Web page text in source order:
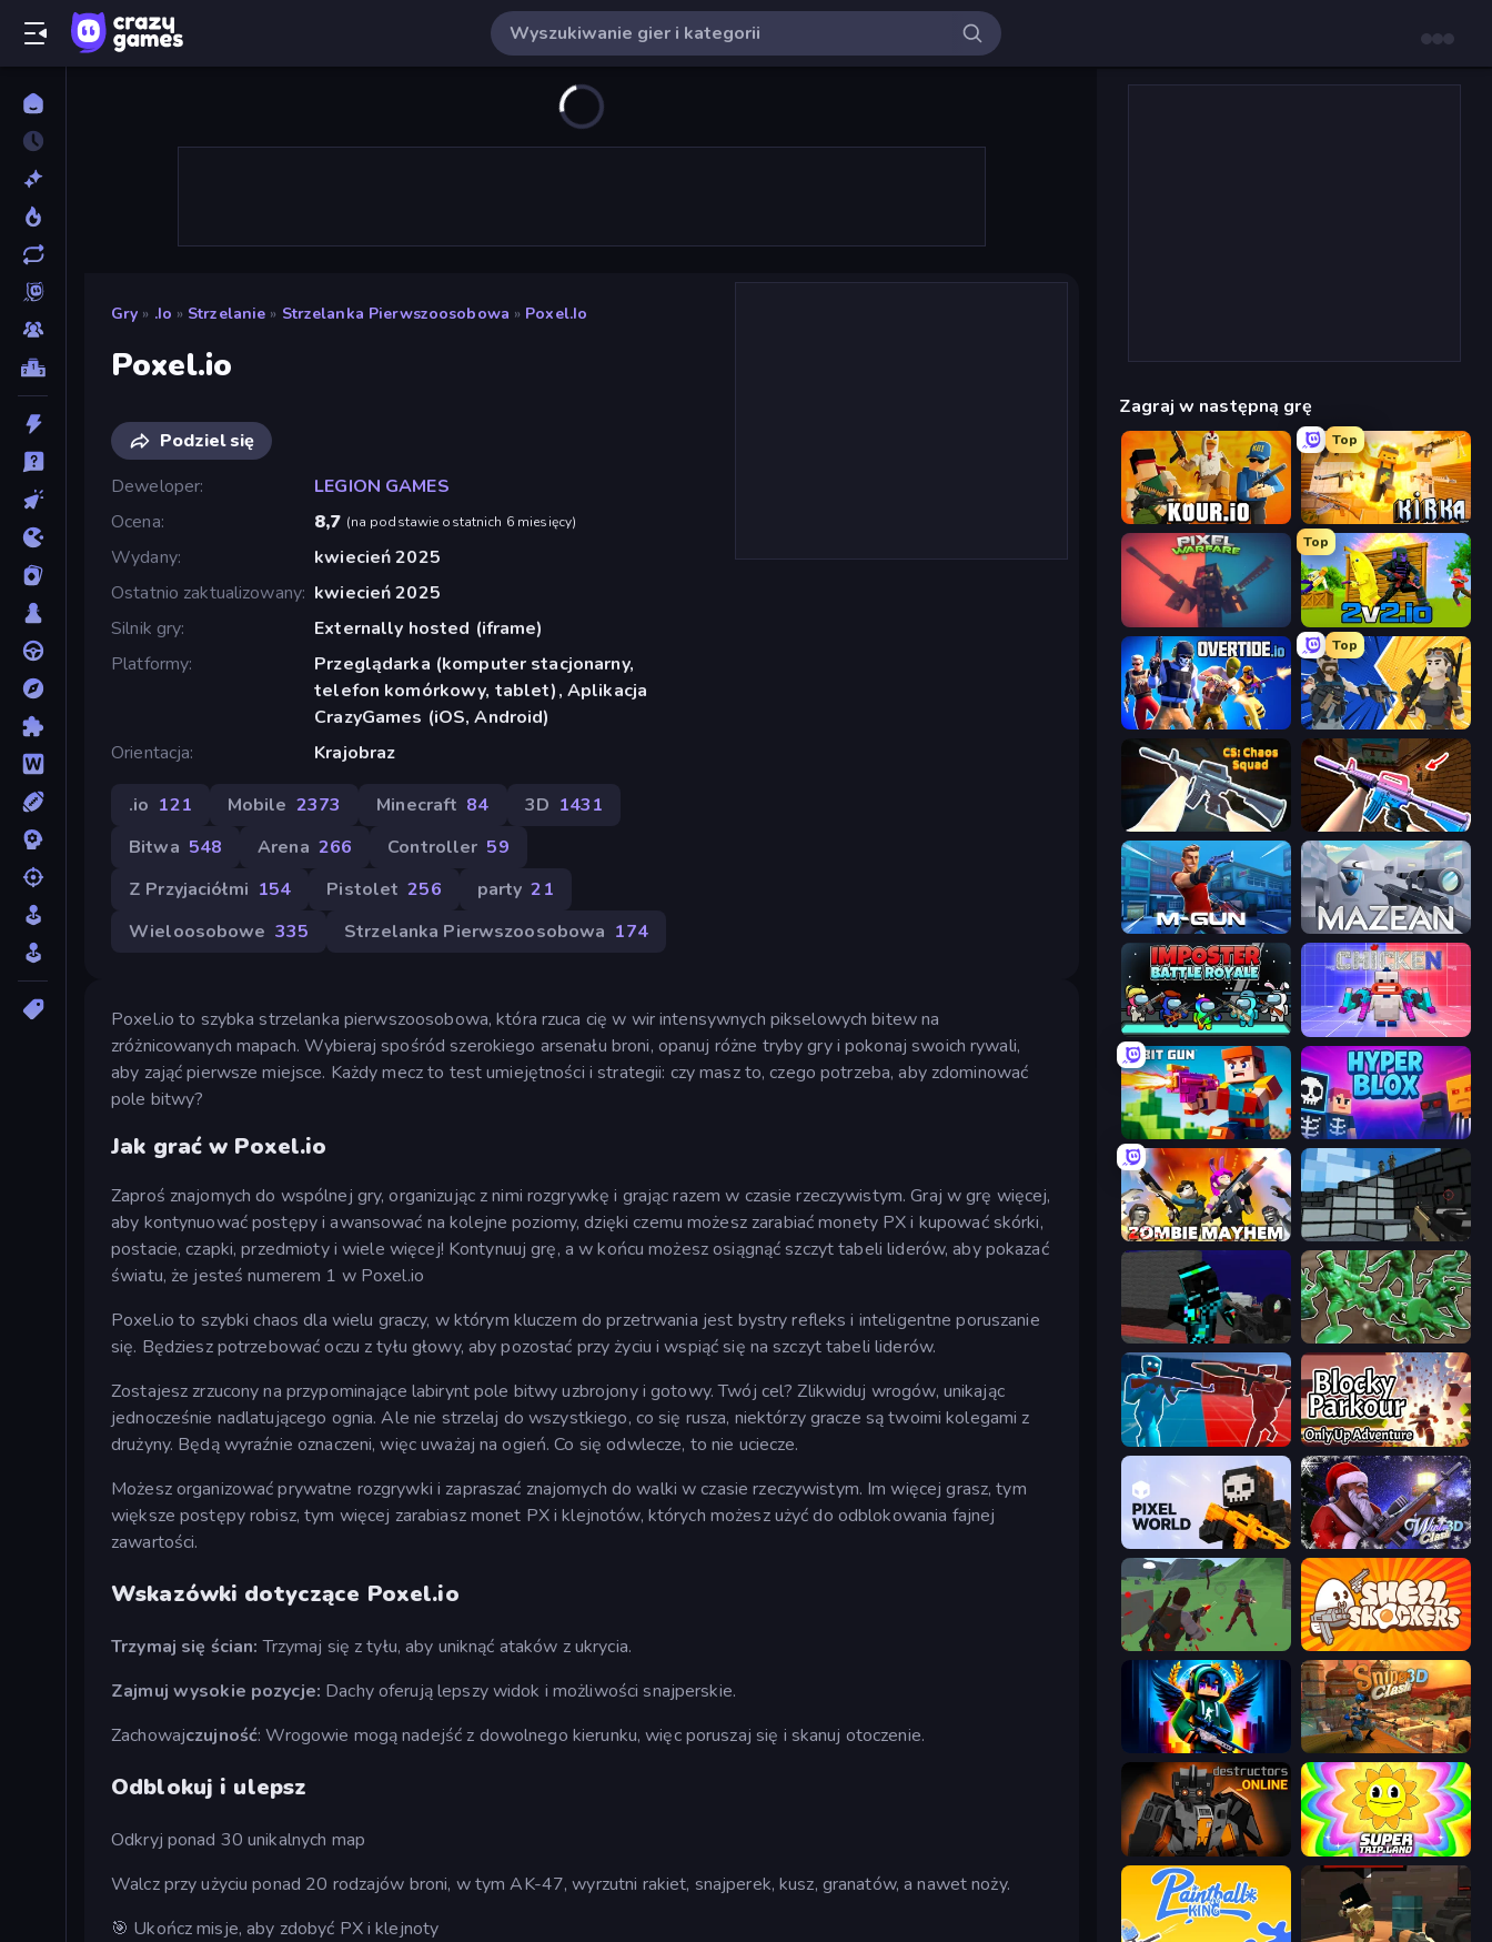
Gry » .io » Strzelanie » Strzelanka Pierwszoosobowa » Poxel.io
Poxel.io
Podziel się
Deweloper
LEGION GAMES
Ocena
8,7 (na podstawie ostatnich 6 miesięcy)
Wydany
kwiecień 2025
Ostatnio zaktualizowany kwiecień 2025
Silnik gry
Externally hosted (iframe)
Platformy
Przeglądarka (komputer stacjonarny,
telefon komórkowy, tablet), Aplikacja
CrazyGames (iOS, Android)
Orientacja
Krajobraz
.io 121 Mobile 2373 Minecraft 84 3D 1431
Bitwa 548 Arena 266 Controller 59
Z Przyjaciółmi 154 Pistolet 256 party 21
Wieloosobowe 335 Strzelanka Pierwszoosobowa 174
Poxel.io to szybka strzelanka pierwszoosobowa, która rzuca cię w wir intensywnych pikselowych bitew na
zróżnicowanych mapach. Wybieraj spośród szerokiego arsenału broni, opanuj różne tryby gry i pokonaj swoich rywali,
aby zająć pierwsze miejsce. Każdy mecz to test umiejętności i strategii: czy masz to, czego potrzeba, aby zdominować
pole bitwy?
Jak grać w Poxel.io
Zaproś znajomych do wspólnej gry, organizując z nimi rozgrywkę i grając razem w czasie rzeczywistym. Graj w grę więcej,
aby kontynuować postępy i awansować na kolejne poziomy, dzięki czemu możesz zarabiać monety PX i kupować skórki,
postacie, czapki, przedmioty i wiele więcej! Kontynuuj grę, a w końcu możesz osiągnąć szczyt tabeli liderów, aby pokazać
światu, że jesteś numerem 1 w Poxel.io
Poxel.io to szybki chaos dla wielu graczy, w którym kluczem do przetrwania jest bystry refleks i inteligentne poruszanie
się. Będziesz potrzebować oczu z tyłu głowy, aby pozostać przy życiu i wspiąć się na szczyt tabeli liderów.
Zostajesz zrzucony na przypominające labirynt pole bitwy uzbrojony i gotowy. Twój cel? Zlikwiduj wrogów, unikając
jednocześnie nadlatującego ognia. Ale nie strzelaj do wszystkiego, co się rusza, niektórzy gracze są twoimi kolegami z
drużyny. Będą wyraźnie oznaczeni, więc uważaj na ogień. Co się odwlecze, to nie uciecze.
Możesz organizować prywatne rozgrywki i zapraszać znajomych do walki w czasie rzeczywistym. Im więcej grasz, tym
większe postępy robisz, tym więcej zarabiasz monet PX i klejnotów, których możesz użyć do odblokowania fajnej
zawartości.
Wskazówki dotyczące Poxel.io
Trzymaj się ścian:Trzymaj się z tyłu, aby uniknąć ataków z ukrycia.
Zajmuj wysokie pozycje: Dachy oferują lepszy widok i możliwości snajperskie.
Zachowajczujność: Wrogowie mogą nadejść z dowolnego kierunku, więc poruszaj się i skanuj otoczenie.
Odblokuj i ulepsz
Odkryj ponad 30 unikalnych map
Walcz przy użyciu ponad 20 rodzajów broni, w tym AK-47, wyrzutni rakiet, snajperek, kusz, granatów, a nawet noży.
🎯 Ukończ misje, aby zdobyć PX i klejnoty
Zagraj w następną grę
Kour.io
Top
Kirka.io
Pixel Warfare
Top
2v2.io
Overtide.io
Top
BuildNow GG
CS: Chaos Squad KS Z
Muscle Gun.IO Mazean
Imposter Battle Royale Chicken CS
Bit Gun.io Hyperblox Shooting
Zombie Mayhem Pixel Gun 3D
Pixel Wars of Hero Soldiers - Capture and Control!
Battle of the Soldiers: Red vs Blue Blocky Parkour: Only Up Adventure
Pixel World Winter Clash 3D
Battle Royale Survival Shell Shockers
Sniper Clash 3D
Destructors Online SuperTrip.Land